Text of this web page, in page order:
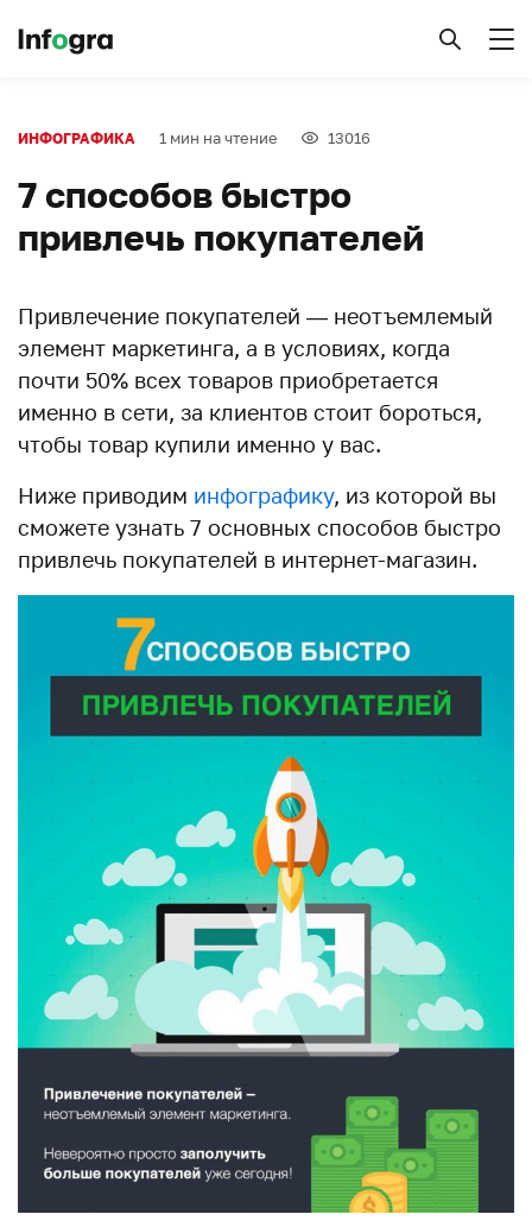
ИНФОГРАФИКА 1 мин на чтение 13016
7 способов быстро
привлечь покупателей
Привлечение покупателей — неотъемлемый
элемент маркетинга, а в условиях, когда
почти 50% всех товаров приобретается
именно в сети, за клиентов стоит бороться,
чтобы товар купили именно у вас.
Ниже приводим инфографику, из которой вы
сможете узнать 7 основных способов быстро
привлечь покупателей в интернет-магазин.